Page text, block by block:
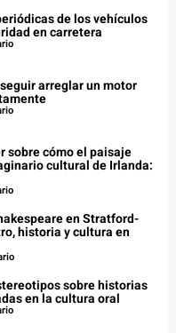
de los vehículos
en carretera
arreglar un motor
sobre cómo el paisaje
cultural de Irlanda:
en Stratford-
historia y cultura en
sobre historias
en la cultura oral